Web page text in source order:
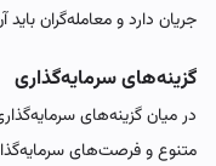
جریان دارد و معامله‌گران
گزینه‌های سرمایه‌گذاری
در میان گزینه‌های
متنوع و فرصت‌های